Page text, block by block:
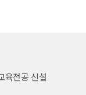
육전공 신설